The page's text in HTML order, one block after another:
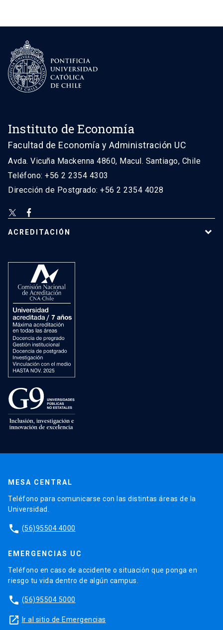
Instituto de Economía
Facultad de Economía y Administración UC
Avda. Vicuña Mackenna 4860, Macul. Santiago, Chile
Teléfono: +56 2 2354 4303
Dirección de Postgrado: +56 2 2354 4028
ACREDITACIÓN
MESA CENTRAL
Teléfono para comunicarse con las distintas áreas de la
Universidad.
phone (56)95504 4000
EMERGENCIAS UC
Teléfono en caso de accidente o situación que ponga en
riesgo tu vida dentro de algún campus.
phone (56)95504 5000
launch Ir al sitio de Emergencias